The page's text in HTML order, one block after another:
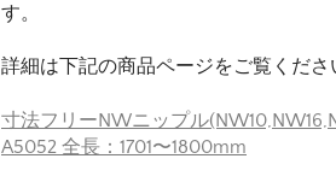
す。
詳細は下記の商品ページをご覧くださ
寸法フリーNWニップル
A5052 全長：1701〜1800mm